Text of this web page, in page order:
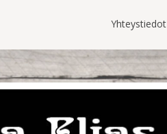
Yhteystiedot